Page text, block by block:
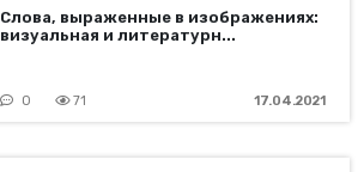
Слова, выраженные в изображениях:
визуальная и литературн...
0 71 17.04.2021